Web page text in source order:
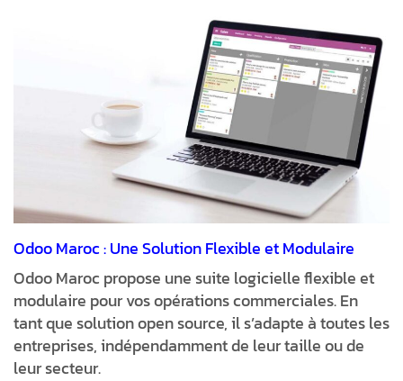
Odoo Maroc : Une Solution Flexible et Modulaire
Odoo Maroc propose une suite logicielle flexible et
modulaire pour vos opérations commerciales. En
tant que solution open source, il s’adapte à toutes les
entreprises, indépendamment de leur taille ou de
leur secteur.